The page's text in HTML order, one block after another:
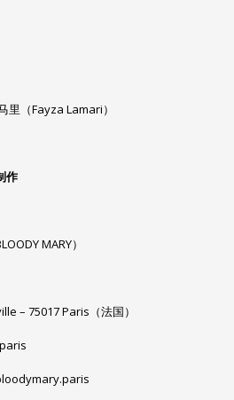
里（Fayza Lamari）
作
MARY）
– 75017 Paris（法国）